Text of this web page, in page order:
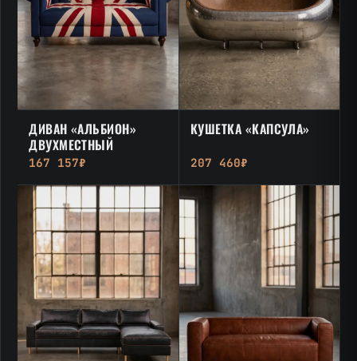
ДИВАН «АЛЬБИОН»
ДВУХМЕСТНЫЙ
167 157₽
КУШЕТКА «КАПСУЛА»
207 460₽